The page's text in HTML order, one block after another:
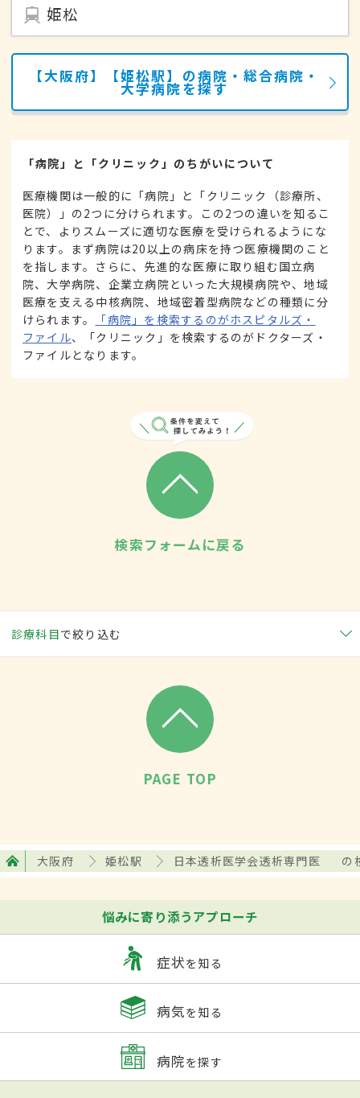
姫松
【大阪府】【姫松駅】の病院・総合病院・
大学病院を探す
「病院」と「クリニック」のちがいについて
医療機関は一般的に「病院」と「クリニック（診療所、
医院）」の2つに分けられます。この2つの違いを知るこ
とで、よりスムーズに適切な医療を受けられるようにな
ります。まず病院は20以上の病床を持つ医療機関のこと
を指します。さらに、先進的な医療に取り組む国立病
院、大学病院、企業立病院といった大規模病院や、地域
医療を支える中核病院、地域密着型病院などの種類に分
けられます。
「病院」を検索するのがホスピタルズ・
ファイル、「クリニック」を検索するのがドクターズ・
ファイルとなります。
検索フォームに戻る
診療科目で絞り込む
PAGE TOP
大阪府 姫松駅 日本透析医学会透析専門医 の
悩みに寄り添うアプローチ
症状を知る
病気を知る
病院を探す